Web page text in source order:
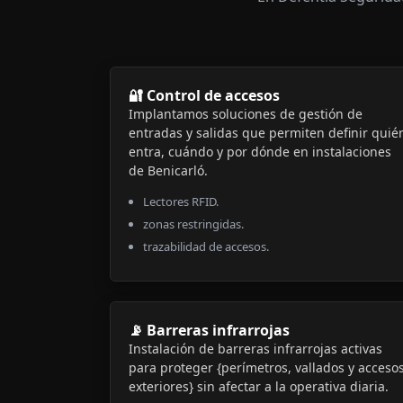
🔐 Control de accesos
Implantamos soluciones de gestión de
entradas y salidas que permiten definir
entra, cuándo y por dónde en instalaciones
de Benicarló.
Lectores RFID.
zonas restringidas.
trazabilidad de accesos.
📡 Barreras infrarrojas
Instalación de barreras infrarrojas activas
para proteger {perímetros, vallados y
exteriores} sin afectar a la operativa diaria.